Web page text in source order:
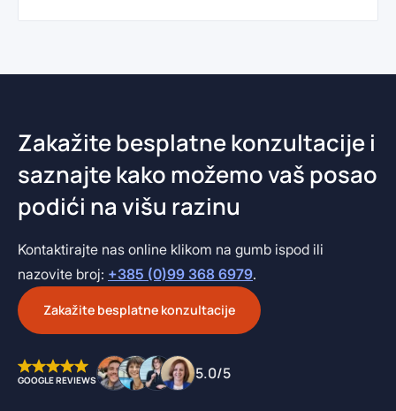
Zakažite besplatne konzultacije i
saznajte kako možemo vaš posao
podići na višu razinu
Kontaktirajte nas online klikom na gumb ispod ili
nazovite broj: +385 (0)99 368 6979.
Zakažite besplatne konzultacije
GOOGLE REVIEWS 5.0/5